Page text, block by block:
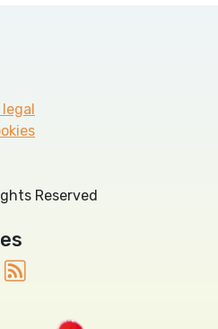
Reserved